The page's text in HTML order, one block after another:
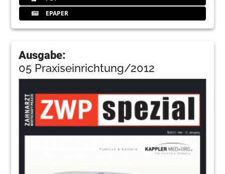
EPAPER
Ausgabe:
05 Praxiseinrichtung/2012